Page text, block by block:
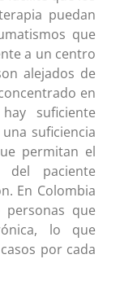
puedan
que
a un centro
alejados de
en
suficiente
suficiencia
permitan el
del paciente
En Colombia
que
lo que
por cada